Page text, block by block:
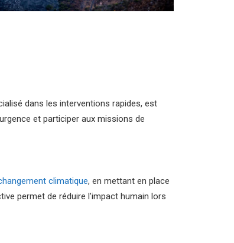
dans les interventions rapides, est
et participer aux missions de
climatique, en mettant en place
permet de réduire l’impact humain lors